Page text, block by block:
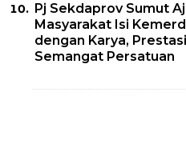
Pj Sekdaprov Sumut
Masyarakat Isi
dengan Karya,
Semangat Persatuan